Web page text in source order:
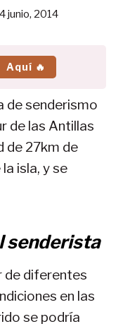
junio, 2014
Aquí 🔥
de senderismo
de las Antillas
de 27km de
isla, y se
senderista
de diferentes
en las
se podría